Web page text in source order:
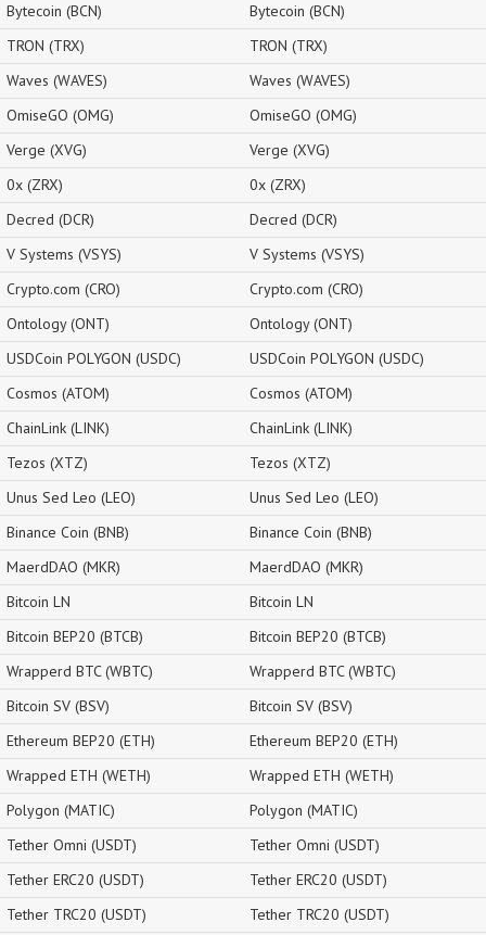
Bytecoin (BCN)
TRON (TRX)
Waves (WAVES)
OmiseGO (OMG)
Verge (XVG)
0x (ZRX)
Decred (DCR)
V Systems (VSYS)
Crypto.com (CRO)
Ontology (ONT)
USDCoin POLYGON (USDC)
Cosmos (ATOM)
ChainLink (LINK)
Tezos (XTZ)
Unus Sed Leo (LEO)
Binance Coin (BNB)
MaerdDAO (MKR)
Bitcoin LN
Bitcoin BEP20 (BTCB)
Wrapperd BTC (WBTC)
Bitcoin SV (BSV)
Ethereum BEP20 (ETH)
Wrapped ETH (WETH)
Polygon (MATIC)
Tether Omni (USDT)
Tether ERC20 (USDT)
Tether TRC20 (USDT)
Bytecoin (BCN)
TRON (TRX)
Waves (WAVES)
OmiseGO (OMG)
Verge (XVG)
0x (ZRX)
Decred (DCR)
V Systems (VSYS)
Crypto.com (CRO)
Ontology (ONT)
USDCoin POLYGON (USDC)
Cosmos (ATOM)
ChainLink (LINK)
Tezos (XTZ)
Unus Sed Leo (LEO)
Binance Coin (BNB)
MaerdDAO (MKR)
Bitcoin LN
Bitcoin BEP20 (BTCB)
Wrapperd BTC (WBTC)
Bitcoin SV (BSV)
Ethereum BEP20 (ETH)
Wrapped ETH (WETH)
Polygon (MATIC)
Tether Omni (USDT)
Tether ERC20 (USDT)
Tether TRC20 (USDT)